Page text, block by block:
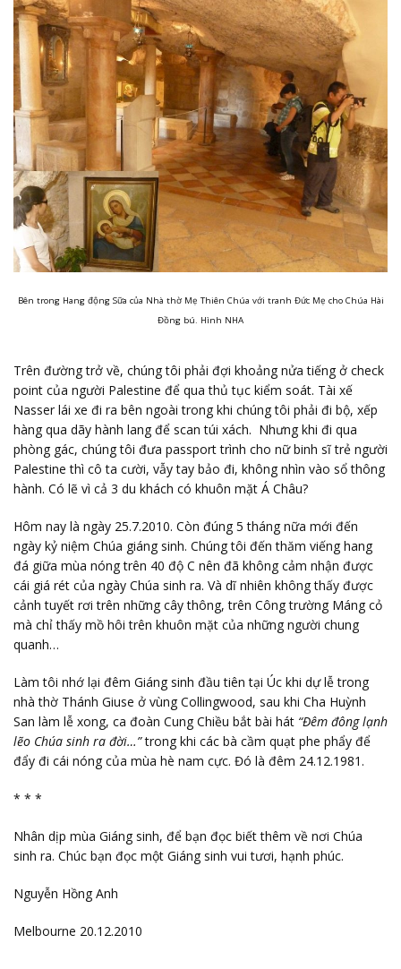
Bên trong Hang động Sữa của Nhà thờ Mẹ Thiên Chúa với tranh Đức Mẹ cho Chúa Hài
Đồng bú. Hình NHA
Trên đường trở về, chúng tôi phải đợi khoảng nửa tiếng ở check
point của người Palestine để qua thủ tục kiểm soát. Tài xế
Nasser lái xe đi ra bên ngoài trong khi chúng tôi phải đi bộ, xếp
hàng qua dãy hành lang để scan túi xách. Nhưng khi đi qua
phòng gác, chúng tôi đưa passport trình cho nữ binh sĩ trẻ người
Palestine thì cô ta cười, vẫy tay bảo đi, không nhìn vào sổ thông
hành. Có lẽ vì cả 3 du khách có khuôn mặt Á Châu?
Hôm nay là ngày 25.7.2010. Còn đúng 5 tháng nữa mới đến
ngày kỷ niệm Chúa giáng sinh. Chúng tôi đến thăm viếng hang
đá giữa mùa nóng trên 40 độ C nên đã không cảm nhận được
cái giá rét của ngày Chúa sinh ra. Và dĩ nhiên không thấy được
cảnh tuyết rơi trên những cây thông, trên Công trường Máng cỏ
mà chỉ thấy mồ hôi trên khuôn mặt của những người chung
quanh…
Làm tôi nhớ lại đêm Giáng sinh đầu tiên tại Úc khi dự lễ trong
nhà thờ Thánh Giuse ở vùng Collingwood, sau khi Cha Huỳnh
San làm lễ xong, ca đoàn Cung Chiều bắt bài hát “Đêm đông lạnh
lẽo Chúa sinh ra đời…”trong khi các bà cầm quạt phe phẩy để
đẩy đi cái nóng của mùa hè nam cực. Đó là đêm 24.12.1981.
* * *
Nhân dịp mùa Giáng sinh, để bạn đọc biết thêm về nơi Chúa
sinh ra. Chúc bạn đọc một Giáng sinh vui tươi, hạnh phúc.
Nguyễn Hồng Anh
Melbourne 20.12.2010